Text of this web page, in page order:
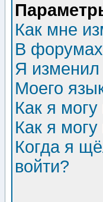
Как мне
В
Я изменил
Моего
Как я
Как я
Когда я
войти?